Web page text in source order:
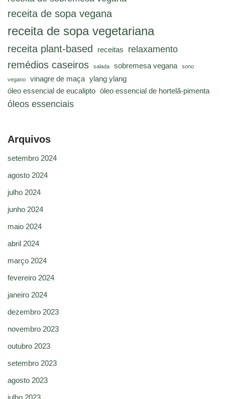
receita de sopa vegana
receita de sopa vegetariana
receita plant-based receitas relaxamento
remédios caseiros salada sobremesa vegana sono
vegano vinagre de maça ylang ylang
óleo essencial de eucalipto óleo essencial de hortelã-pimenta
óleos essenciais
Arquivos
setembro 2024
agosto 2024
julho 2024
junho 2024
maio 2024
abril 2024
março 2024
fevereiro 2024
janeiro 2024
dezembro 2023
novembro 2023
outubro 2023
setembro 2023
agosto 2023
julho 2023